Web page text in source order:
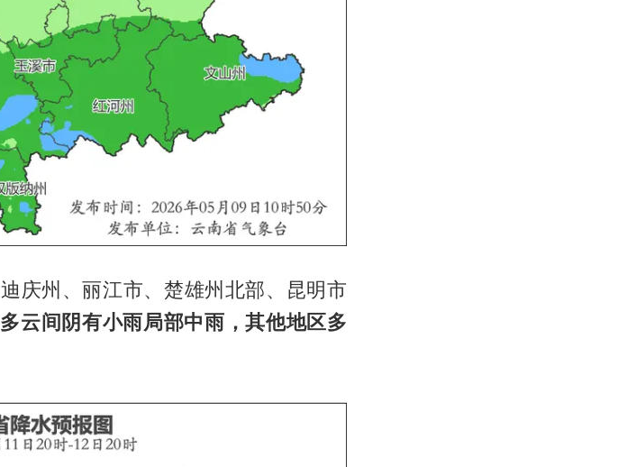
迪庆州、丽江市、楚雄州北部、昆明市
多云间阴有小雨局部中雨，其他地区多